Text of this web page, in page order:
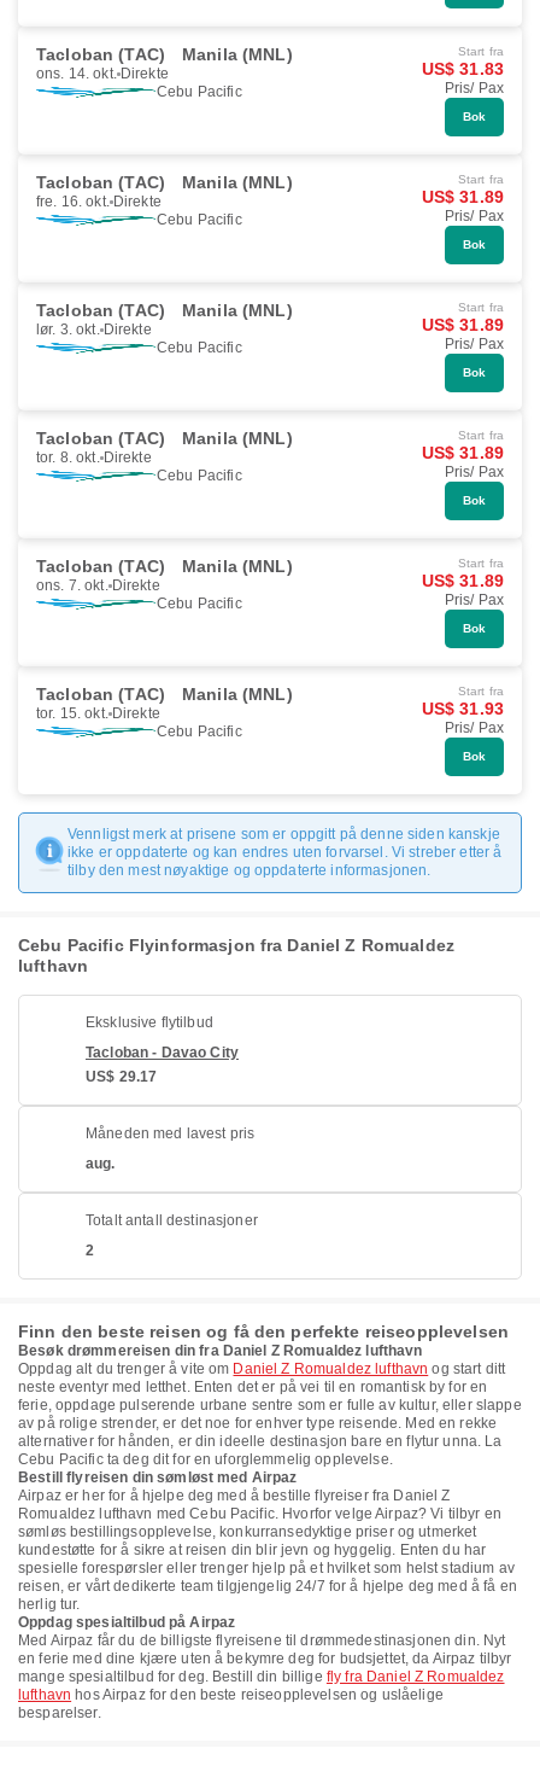
Tacloban (TAC) Manila (MNL)
ons. 14. okt. Direkte
Cebu Pacific
Start fra
US$ 31.83
Pris/ Pax
Bok
Tacloban (TAC) Manila (MNL)
fre. 16. okt. Direkte
Cebu Pacific
Start fra
US$ 31.89
Pris/ Pax
Bok
Tacloban (TAC) Manila (MNL)
lør. 3. okt. Direkte
Cebu Pacific
Start fra
US$ 31.89
Pris/ Pax
Bok
Tacloban (TAC) Manila (MNL)
tor. 8. okt. Direkte
Cebu Pacific
Start fra
US$ 31.89
Pris/ Pax
Bok
Tacloban (TAC) Manila (MNL)
ons. 7. okt. Direkte
Cebu Pacific
Start fra
US$ 31.89
Pris/ Pax
Bok
Tacloban (TAC) Manila (MNL)
tor. 15. okt. Direkte
Cebu Pacific
Start fra
US$ 31.93
Pris/ Pax
Bok
Vennligst merk at prisene som er oppgitt på denne siden kanskje
ikke er oppdaterte og kan endres uten forvarsel. Vi streber etter å
tilby den mest nøyaktige og oppdaterte informasjonen.
Cebu Pacific Flyinformasjon fra Daniel Z Romualdez
lufthavn
Eksklusive flytilbud
Tacloban - Davao City
US$ 29.17
Måneden med lavest pris
aug.
Totalt antall destinasjoner
2
Finn den beste reisen og få den perfekte reiseopplevelsen
Besøk drømmereisen din fra Daniel Z Romualdez lufthavn
Oppdag alt du trenger å vite om Daniel Z Romualdez lufthavn og start ditt
neste eventyr med letthet. Enten det er på vei til en romantisk by for en
ferie, oppdage pulserende urbane sentre som er fulle av kultur, eller slappe
av på rolige strender, er det noe for enhver type reisende. Med en rekke
alternativer for hånden, er din ideelle destinasjon bare en flytur unna. La
Cebu Pacific ta deg dit for en uforglemmelig opplevelse.
Bestill flyreisen din sømløst med Airpaz
Airpaz er her for å hjelpe deg med å bestille flyreiser fra Daniel Z
Romualdez lufthavn med Cebu Pacific. Hvorfor velge Airpaz? Vi tilbyr en
sømløs bestillingsopplevelse, konkurransedyktige priser og utmerket
kundestøtte for å sikre at reisen din blir jevn og hyggelig. Enten du har
spesielle forespørsler eller trenger hjelp på et hvilket som helst stadium av
reisen, er vårt dedikerte team tilgjengelig 24/7 for å hjelpe deg med å få en
herlig tur.
Oppdag spesialtilbud på Airpaz
Med Airpaz får du de billigste flyreisene til drømmedestinasjonen din. Nyt
en ferie med dine kjære uten å bekymre deg for budsjettet, da Airpaz tilbyr
mange spesialtilbud for deg. Bestill din billige fly fra Daniel Z Romualdez
lufthavn hos Airpaz for den beste reiseopplevelsen og uslåelige
besparelser.